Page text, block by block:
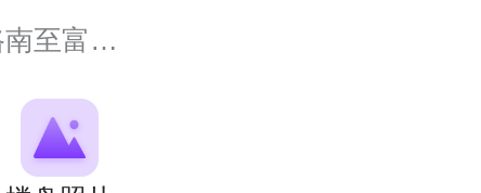
富春路